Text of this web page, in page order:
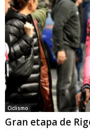
Ciclismo
Gran etapa de